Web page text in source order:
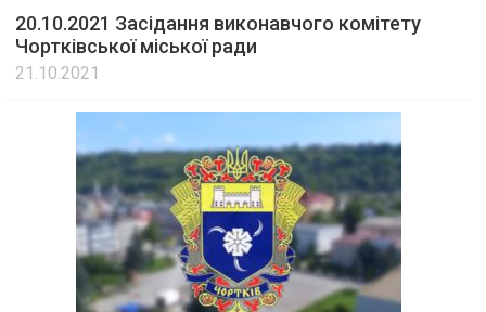
20.10.2021 Засідання виконавчого комітету
Чортківської міської ради
21.10.2021